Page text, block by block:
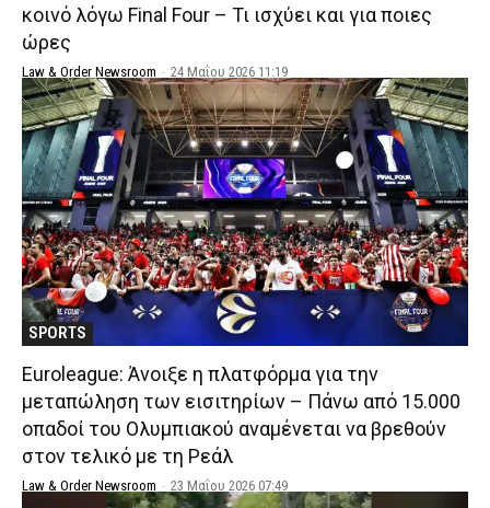
κοινό λόγω Final Four – Τι ισχύει και για ποιες
ώρες
Law & Order Newsroom - 24 Μαΐου 2026 11:19
SPORTS
Euroleague: Άνοιξε η πλατφόρμα για την
μεταπώληση των εισιτηρίων – Πάνω από 15.000
οπαδοί του Ολυμπιακού αναμένεται να βρεθούν
στον τελικό με τη Ρεάλ
Law & Order Newsroom - 23 Μαΐου 2026 07:49